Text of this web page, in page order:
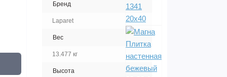
Бренд
Laparet
Вес
13.477 кг
Высота